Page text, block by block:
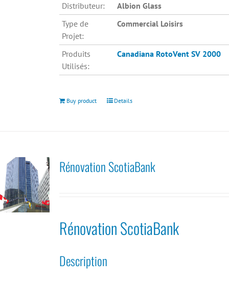
Distributeur:
Albion Glass
Type de
Projet:
Commercial Loisirs
Produits
Utilisés:
Canadiana RotoVent SV 2000
Buy product Details
Rénovation ScotiaBank
Rénovation ScotiaBank
Description